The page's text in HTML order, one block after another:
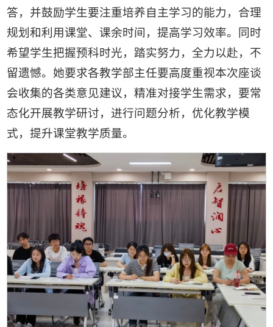
答，并鼓励学生要注重培养自主学习的能力，合理
规划和利用课堂、课余时间，提高学习效率。同时
希望学生把握预科时光，踏实努力，全力以赴，不
留遗憾。她要求各教学部主任要高度重视本次座谈
会收集的各类意见建议，精准对接学生需求，要常
态化开展教学研讨，进行问题分析，优化教学模
式，提升课堂教学质量。